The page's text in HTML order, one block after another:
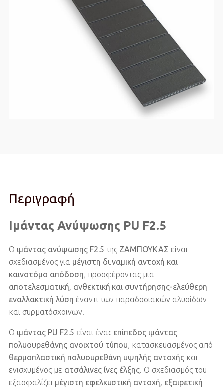
Περιγραφή
Ιμάντας Ανύψωσης PU F2.5
Ο ιμάντας ανύψωσης F2.5 της ΖΑΜΠΟΥΚΑΣ είναι
σχεδιασμένος για μέγιστη δυναμική αντοχή και
καινοτόμο απόδοση, προσφέροντας μια
αποτελεσματική, ανθεκτική και συντήρησης-ελεύθερη
εναλλακτική λύση έναντι των παραδοσιακών αλυσίδων
και συρματόσχοινων.
Ο ιμάντας PU F2.5 είναι ένας επίπεδος ιμάντας
πολυουρεθάνης ανοιχτού τύπου, κατασκευασμένος από
θερμοπλαστική πολυουρεθάνη υψηλής αντοχήςκαι
ενισχυμένος με ατσάλινες ίνες έλξης. Ο σχεδιασμός του
εξασφαλίζει μέγιστη εφελκυστική αντοχή, εξαιρετική